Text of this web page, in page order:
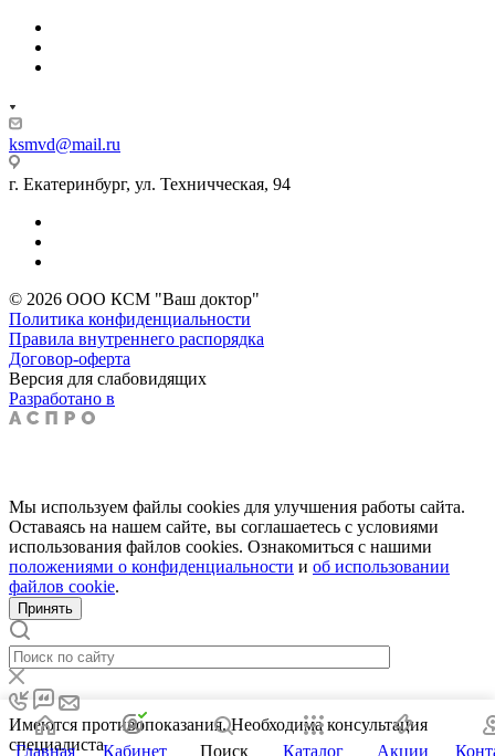
ksmvd@mail.ru
г. Екатеринбург, ул. Техничческая, 94
© 2026 ООО КСМ "Ваш доктор"
Политика конфиденциальности
Правила внутреннего распорядка
Договор-оферта
Версия для слабовидящих
Разработано в
Мы используем файлы cookies для улучшения работы сайта.
Оставаясь на нашем сайте, вы соглашаетесь с условиями
использования файлов cookies. Ознакомиться с нашими
положениями о конфиденциальности и об использовании
файлов cookie.
Принять
Имеются противопоказания. Необходима консультация
специалиста
Главная Кабинет Поиск Каталог Акции